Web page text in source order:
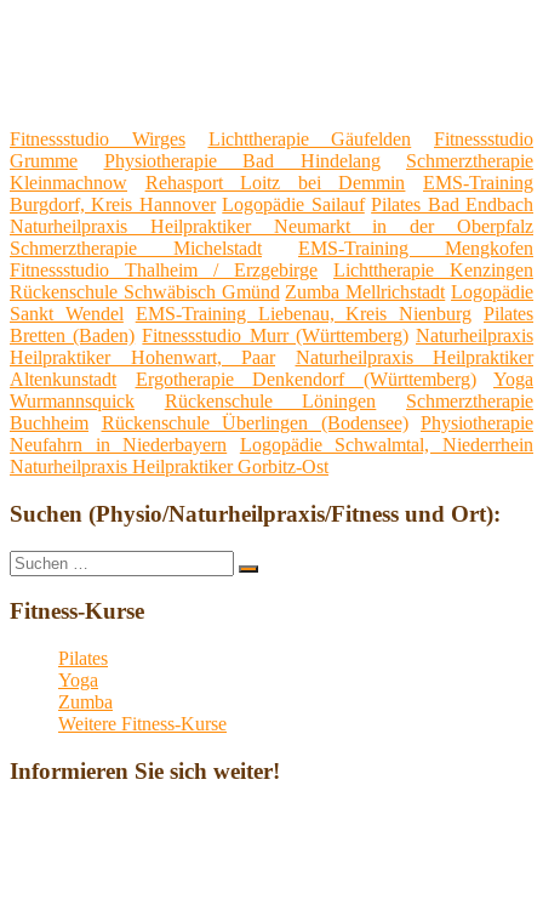
Fitnessstudio Wirges Lichttherapie Gäufelden
Fitnessstudio
Grumme
Physiotherapie Bad Hindelang
Schmerztherapie
Kleinmachnow
Rehasport Loitz bei Demmin
EMS-Training
Burgdorf, Kreis Hannover Logopädie Sailauf Pilates Bad Endbach
Naturheilpraxis Heilpraktiker Neumarkt in der Oberpfalz
Schmerztherapie Michelstadt
EMS-Training Mengkofen
Fitnessstudio Thalheim / Erzgebirge
Lichttherapie Kenzingen
Rückenschule Schwäbisch Gmünd Zumba Mellrichstadt Logopädie
Sankt Wendel
EMS-Training Liebenau, Kreis Nienburg Pilates
Bretten (Baden) Fitnessstudio Murr (Württemberg) Naturheilpraxis
Heilpraktiker Hohenwart, Paar
Naturheilpraxis Heilpraktiker
Altenkunstadt
Ergotherapie Denkendorf (Württemberg)
Yoga
Wurmannsquick
Rückenschule Löningen
Schmerztherapie
Buchheim
Rückenschule Überlingen (Bodensee)
Physiotherapie
Neufahrn in Niederbayern
Logopädie Schwalmtal, Niederrhein
Naturheilpraxis Heilpraktiker Gorbitz-Ost
Suchen (Physio/Naturheilpraxis/Fitness und Ort):
Suche
nach:
Suchen
Fitness-Kurse
Pilates
Yoga
Zumba
Weitere Fitness-Kurse
Informieren Sie sich weiter!